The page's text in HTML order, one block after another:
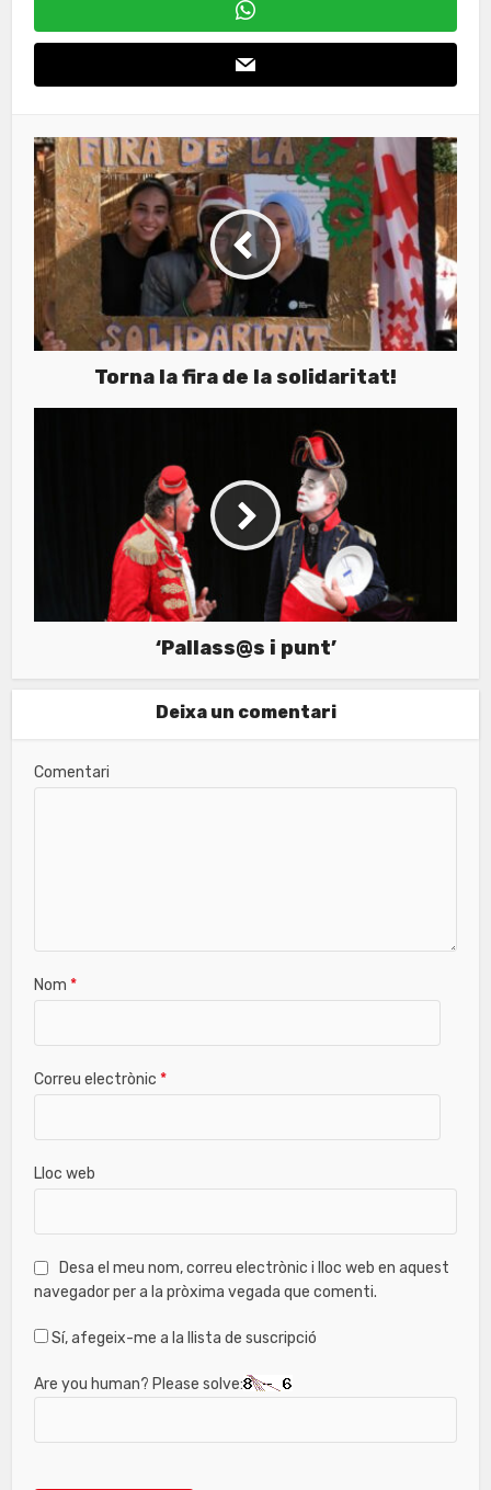
Torna la fira de la solidaritat!
‘Pallass@s i punt’
Deixa un comentari
Comentari
Nom*
Correu electrònic*
Lloc web
Desa el meu nom, correu electrònic i lloc web en aquest
navegador per a la pròxima vegada que comenti.
Sí, afegeix-me a la llista de suscripció
Are you human? Please solve: